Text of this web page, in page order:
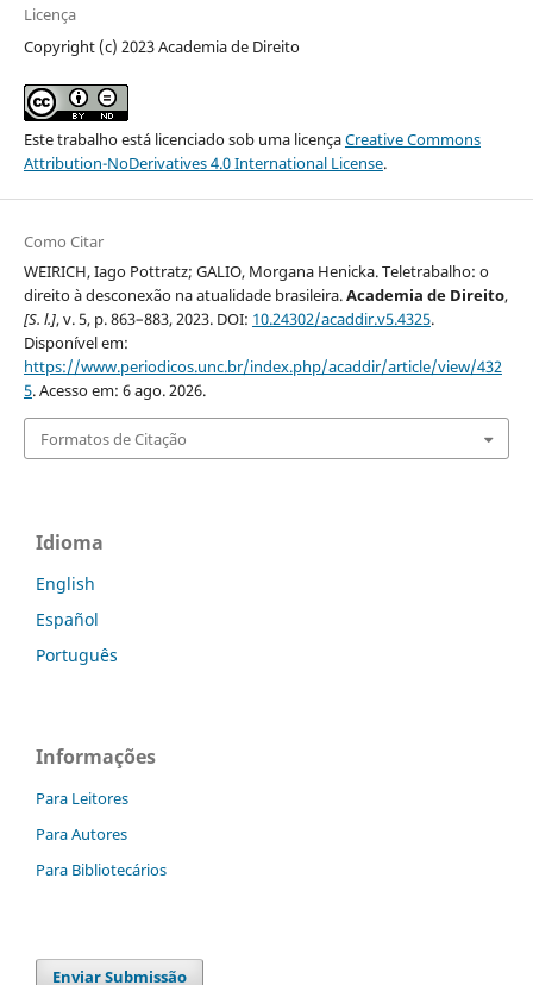
Licença
Copyright (c) 2023 Academia de Direito
Este trabalho está licenciado sob uma licençaCreative Commons
Attribution-NoDerivatives 4.0 International License.
Como Citar
WEIRICH, Iago Pottratz; GALIO, Morgana Henicka. Teletrabalho: o
direito à desconexão na atualidade brasileira.Academia de Direito,
[S. l.], v. 5, p. 863–883, 2023. DOI: 10.24302/acaddir.v5.4325.
Disponível em:
https://www.periodicos.unc.br/index.php/acaddir/article/view/432
5. Acesso em: 6 ago. 2026.
Formatos de Citação
Idioma
English
Español
Português
Informações
Para Leitores
Para Autores
Para Bibliotecários
Enviar Submissão